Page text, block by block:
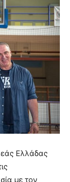
Ελλάδας
με τον